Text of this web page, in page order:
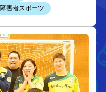
障害者スポーツ